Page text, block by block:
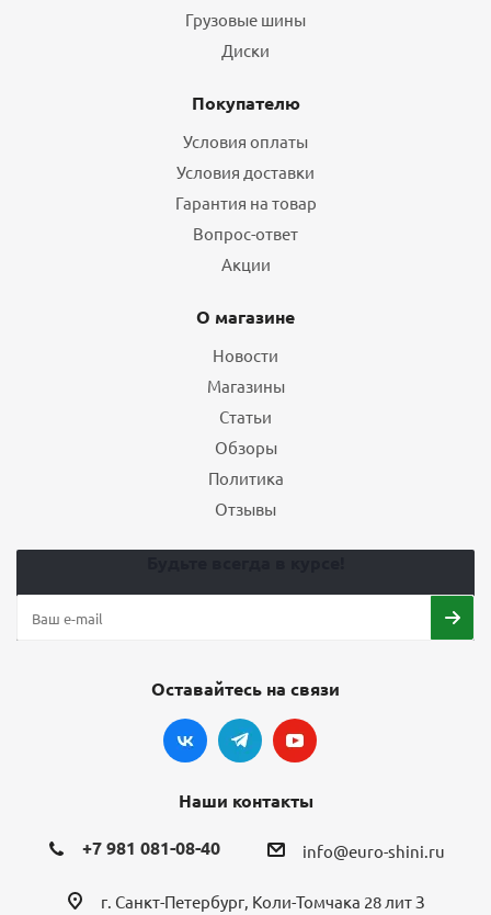
Грузовые шины
Диски
Покупателю
Условия оплаты
Условия доставки
Гарантия на товар
Вопрос-ответ
Акции
О магазине
Новости
Магазины
Статьи
Обзоры
Политика
Отзывы
Оставайтесь на связи
Наши контакты
+7 981 081-08-40 info@euro-shini.ru
г. Санкт-Петербург, Коли-Томчака 28 лит З